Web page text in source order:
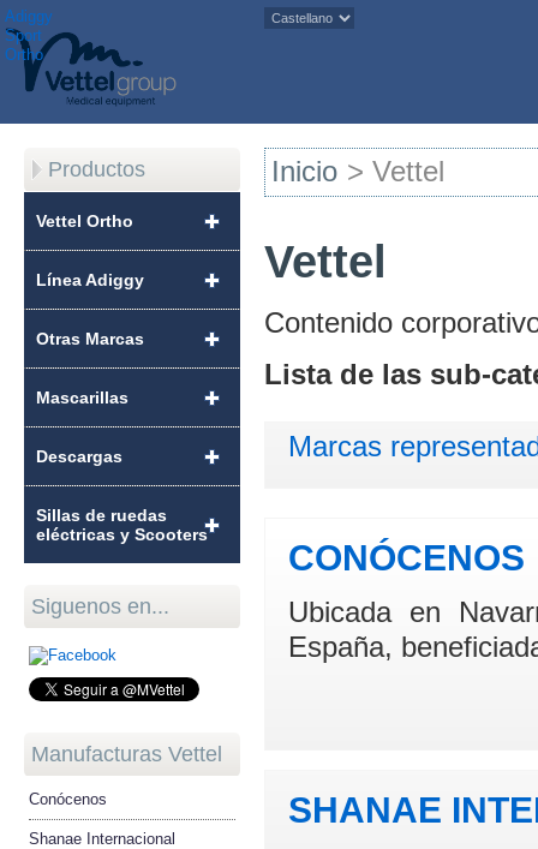
Adiggy
Sport
Ortho
Productos
Vettel Ortho
Línea Adiggy
Otras Marcas
Mascarillas
Descargas
Sillas de ruedas
eléctricas y Scooters
Siguenos en...
Manufacturas Vettel
Conócenos
Shanae Internacional
Inicio > Vettel
Vettel
Contenido
Lista de las sub-
Marcas
CONÓCENOS
Ubicada en
España,
SHANAE